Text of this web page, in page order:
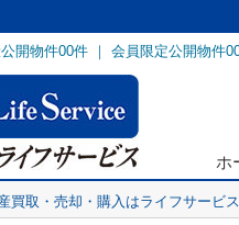
開物件00件 ｜ 会員限定公開物件
ホ
買取・売却・購入はライフサービス